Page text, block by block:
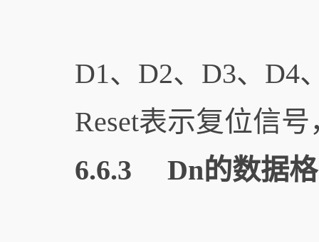
D1、D2、D3、
Reset表示复位信
6.6.3 Dn的数据